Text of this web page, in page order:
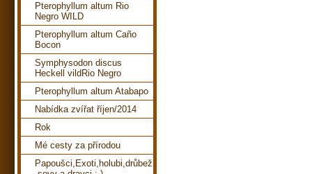
Pterophyllum altum Rio
Negro WILD
Pterophyllum altum Caño
Bocon
Symphysodon discus
Heckell vildRio Negro
Pterophyllum altum Atabapo
Nabídka zvířat říjen/2014
Rok
Mé cesty za přírodou
Papoušci,Exoti,holubi,drůbež